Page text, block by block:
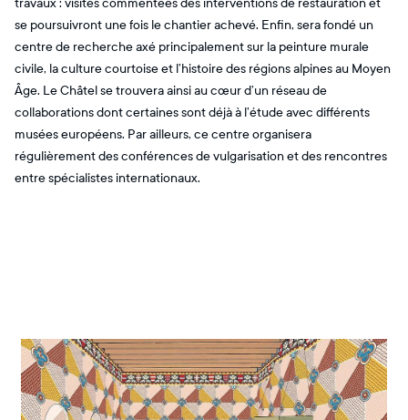
travaux : visites commentées des interventions de restauration et
se poursuivront une fois le chantier achevé. Enfin, sera fondé un
centre de recherche axé principalement sur la peinture murale
civile, la culture courtoise et l’histoire des régions alpines au Moyen
Âge. Le Châtel se trouvera ainsi au cœur d’un réseau de
collaborations dont certaines sont déjà à l’étude avec différents
musées européens. Par ailleurs, ce centre organisera
régulièrement des conférences de vulgarisation et des rencontres
entre spécialistes internationaux.